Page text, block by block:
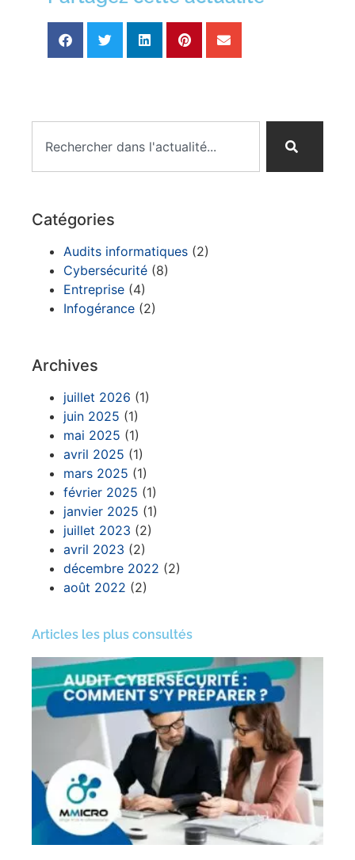
Catégories
Audits informatiques (2)
Cybersécurité (8)
Entreprise (4)
Infogérance (2)
Archives
juillet 2026 (1)
juin 2025 (1)
mai 2025 (1)
avril 2025 (1)
mars 2025 (1)
février 2025 (1)
janvier 2025 (1)
juillet 2023 (2)
avril 2023 (2)
décembre 2022 (2)
août 2022 (2)
Articles les plus consultés